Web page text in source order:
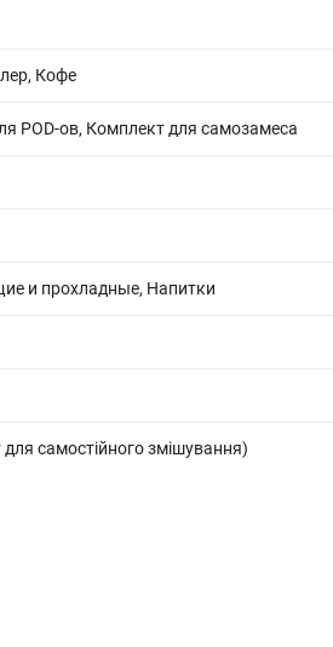
Кофе
POD-ов, Комплект для самозамеса
и прохладные, Напитки
самостійного змішування)